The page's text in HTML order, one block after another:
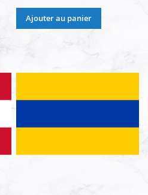
Ajouter au panier